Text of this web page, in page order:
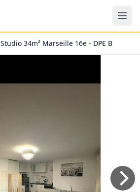
Studio 34m² Marseille 16e - DPE B